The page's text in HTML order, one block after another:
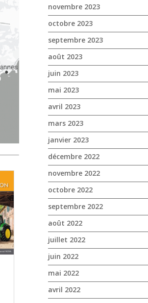
novembre 2023
octobre 2023
septembre 2023
août 2023
juin 2023
mai 2023
avril 2023
mars 2023
janvier 2023
décembre 2022
novembre 2022
octobre 2022
septembre 2022
août 2022
juillet 2022
juin 2022
mai 2022
avril 2022